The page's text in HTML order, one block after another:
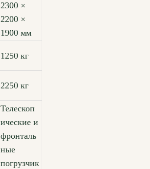
2300 ×
2200 ×
1900 мм
1250 кг
2250 кг
Телескоп
ические и
фронталь
ные
погрузчик